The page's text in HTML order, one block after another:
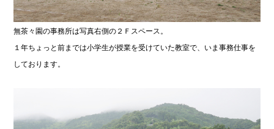
無茶々園の事務所は写真右側の２Ｆスペース。
１年ちょっと前までは小学生が授業を受けていた教室で、いま事務仕事を
しております。